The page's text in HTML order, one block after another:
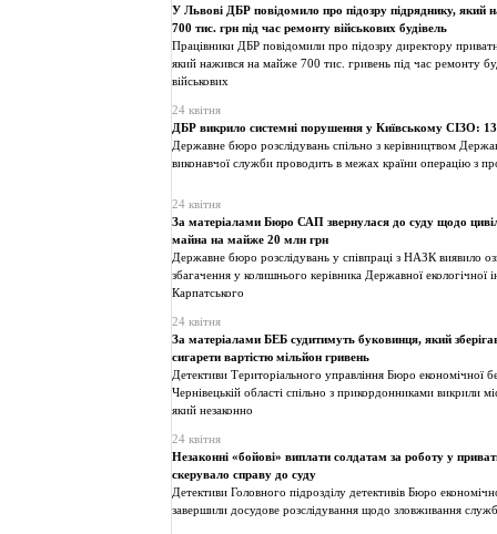
У Львові ДБР повідомило про підозру підряднику, який
700 тис. грн під час ремонту військових будівель
Працівники ДБР повідомили про підозру директору
який нажився на майже 700 тис. гривень під час ремонту
військових
24 квітня
ДБР викрило системні порушення у Київському СІЗО: 13
Державне бюро розслідувань спільно з керівництвом
виконавчої служби проводить в межах країни операцію з
24 квітня
За матеріалами Бюро САП звернулася до суду щодо
майна на майже 20 млн грн
Державне бюро розслідувань у співпраці з НАЗК виявило
збагачення у колишнього керівника Державної екологічної
Карпатського
24 квітня
За матеріалами БЕБ судитимуть буковинця, який
сигарети вартістю мільйон гривень
Детективи Територіального управління Бюро економічної
Чернівецькій області спільно з прикордонниками викрили
який незаконно
24 квітня
Незаконні «бойові» виплати солдатам за роботу у
скерувало справу до суду
Детективи Головного підрозділу детективів Бюро
завершили досудове розслідування щодо зловживання